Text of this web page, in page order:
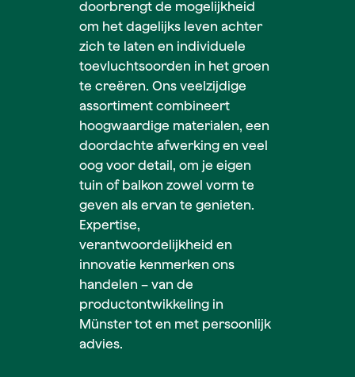
doorbrengt de mogelijkheid
om het dagelijks leven achter
zich te laten en individuele
toevluchtsoorden in het groen
te creëren. Ons veelzijdige
assortiment combineert
hoogwaardige materialen, een
doordachte afwerking en veel
oog voor detail, om je eigen
tuin of balkon zowel vorm te
geven als ervan te genieten.
Expertise,
verantwoordelijkheid en
innovatie kenmerken ons
handelen – van de
productontwikkeling in
Münster tot en met persoonlijk
advies.